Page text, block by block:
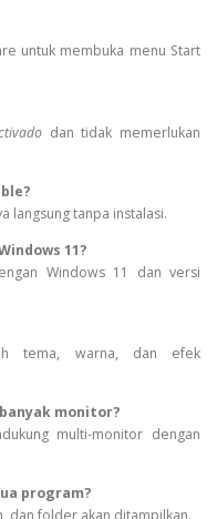
untuk membuka menu Start
dan tidak memerlukan
langsung tanpa instalasi.
11?
Windows 11 dan versi
tema, warna, dan efek
monitor?
multi-monitor dengan
program?